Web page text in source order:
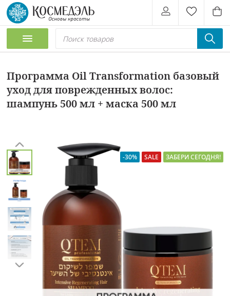
Программа Oil Transformation базовый
уход для поврежденных волос:
шампунь 500 мл + маска 500 мл
-30% SALE ЗАБЕРИ СЕГОДНЯ!